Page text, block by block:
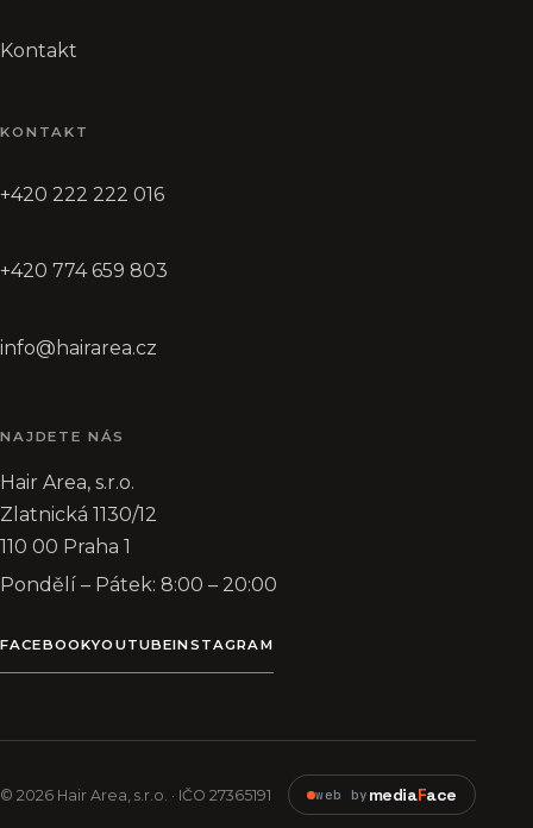
Kontakt
KONTAKT
+420 222 222 016
+420 774 659 803
info@hairarea.cz
NAJDETE NÁS
Hair Area, s.r.o.
Zlatnická 1130/12
110 00 Praha 1
Pondělí – Pátek: 8:00 – 20:00
FACEBOOKYOUTUBEINSTAGRAM
© 2026 Hair Area, s.r.o. · IČO 27365191 web by mediaFace